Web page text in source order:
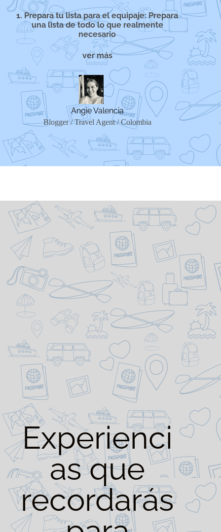
1. Prepara tu lista para el equipaje:Prepara
una lista de todo lo que realmente
necesario
ver más
Angie Valencia
Blogger / Travel Agent / Colombia
Experienci
as que
recordarás